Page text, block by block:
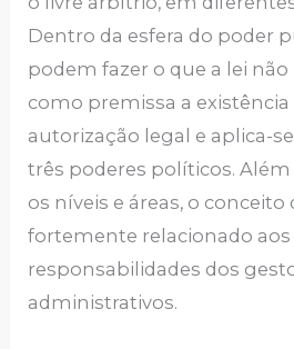
Dentro da esfera do poder
podem fazer o que a lei
como premissa a
autorização legal e aplica-
três poderes políticos.
os níveis e áreas, o conceito
fortemente relacionado aos
responsabilidades dos
administrativos.